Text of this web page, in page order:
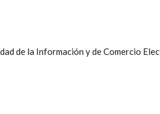
de la Información y de Comercio